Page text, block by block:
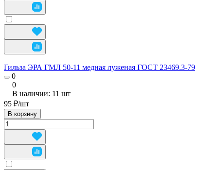
Гильза ЭРА ГМЛ 50-11 медная луженая ГОСТ 23469.3-79
0
0
В наличии: 11 шт
95 ₽/шт
В корзину